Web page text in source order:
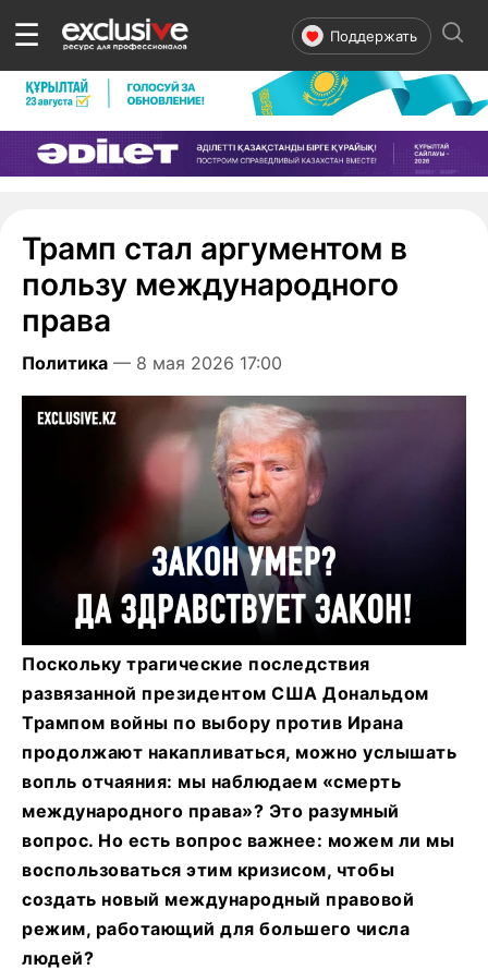
☰ Поддержать
Трамп стал аргументом в
пользу международного
права
Политика — 8 мая 2026 17:00
Поскольку трагические последствия
развязанной президентом США Дональдом
Трампом войны по выбору против Ирана
продолжают накапливаться, можно услышать
вопль отчаяния: мы наблюдаем «смерть
международного права»? Это разумный
вопрос. Но есть вопрос важнее: можем ли мы
воспользоваться этим кризисом, чтобы
создать новый международный правовой
режим, работающий для большего числа
людей?